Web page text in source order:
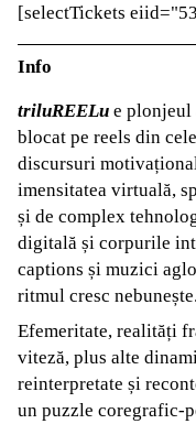
[selectTickets
Info
triluREELu e
blocat pe reels din
discursuri
imensitatea virtuală,
și de complex
digitală și corpurile
captions și muzici
ritmul cresc nebunește.
Efemeritate, realități
viteză, plus alte
reinterpretate și
un puzzle coregrafic-